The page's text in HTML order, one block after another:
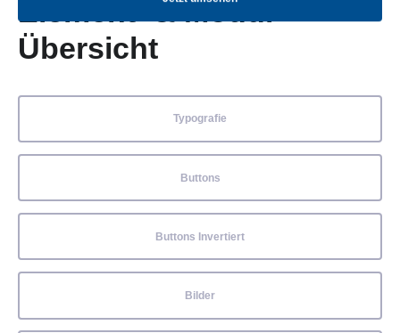
Element- & Modul-
Übersicht
Typografie
Buttons
Buttons Invertiert
Bilder